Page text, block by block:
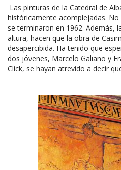
Las pinturas de la Catedral de
históricamente acomplejadas.
se terminaron en 1962. Además,
altura, hacen que la obra de
desapercibida. Ha tenido que
dos jóvenes, Marcelo Galiano y
Click, se hayan atrevido a decir